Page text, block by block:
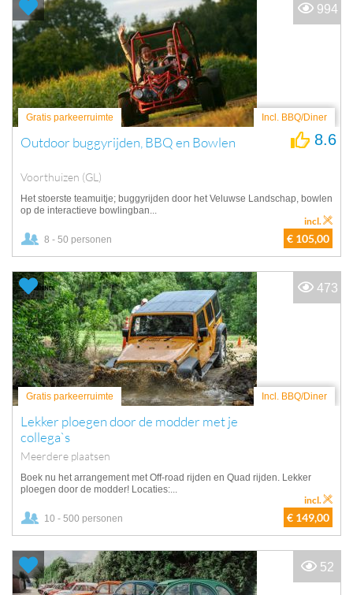
Gratis parkeerruimte Incl. BBQ/Diner
Outdoor buggyrijden, BBQ en Bowlen
Voorthuizen (GL)
8.6
Het stoerste teamuitje; buggyrijden door het Veluwse Landschap, bowlen
op de interactieve bowlingban...
8 - 50 personen € 105,00
incl.
994
Gratis parkeerruimte Incl. BBQ/Diner
Lekker ploegen door de modder met je
collega`s
Meerdere plaatsen
Boek nu het arrangement met Off-road rijden en Quad rijden. Lekker
ploegen door de modder! Locaties:...
10 - 500 personen € 149,00
incl.
473
52